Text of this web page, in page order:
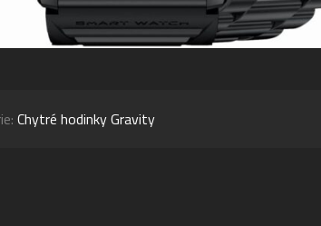
Chytré hodinky Gravity